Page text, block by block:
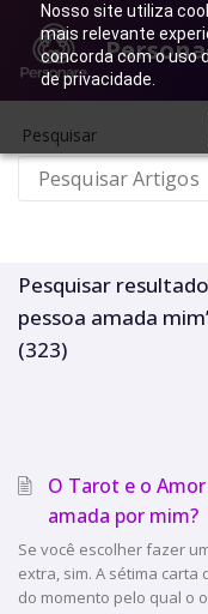
Nosso site utiliza
mais relevante
concorda com o uso
de privacidade.
Pesquisar
Pesquisar
pessoa amada
(323)
O Tarot e o
amada por mim?
Se você escolher fazer
extra, sim. A sétima carta
do momento pelo qual o